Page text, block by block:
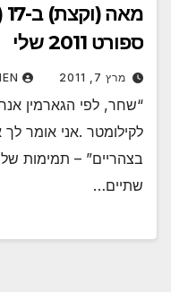
ספורט 2011 שלי
מרץ 7, 2011
בצהריים” – תמימות
שתיים…